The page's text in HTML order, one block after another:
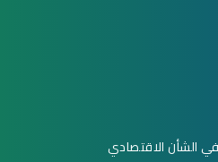
الشأن الاقتصادي